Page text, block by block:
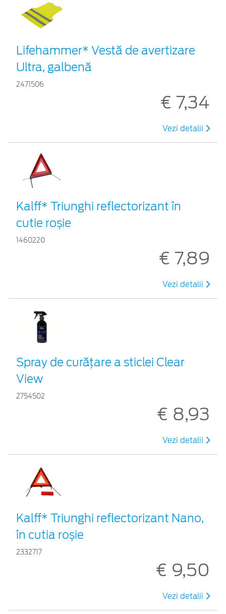
Lifehammer* Vestă de avertizare
Ultra, galbenă
2471506
€ 7,34
Vezi detalii
Kalff* Triunghi reflectorizant în
cutie roșie
1460220
€ 7,89
Vezi detalii
Spray de curățare a sticlei Clear
View
2754502
€ 8,93
Vezi detalii
Kalff* Triunghi reflectorizant Nano,
în cutia roșie
2332717
€ 9,50
Vezi detalii